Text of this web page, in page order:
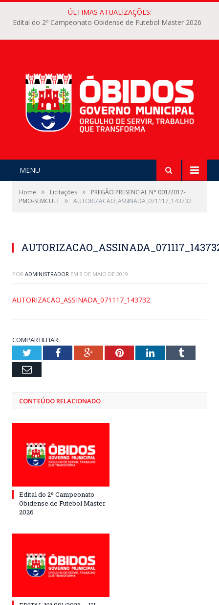
ÚLTIMAS ATUALIZAÇÕES:
Edital do 2º Campeonato Obidense de Futebol Master 2026
MENU
Home » Licitações »
PREGÃO PRESENCIAL N° 001/2017-
PMO-SEMCULT » AUTORIZACAO_ASSINADA_071117_143732
POR ADMINISTRADOR EM 9 DE MAIO DE 2019
AUTORIZACAO_ASSINADA_071117_143732
COMPARTILHAR:
TwitterFacebookGoogle+PinterestLinkedInTumblr
Email
CONTEÚDO RELACIONADO
Edital do 2º Campeonato
Obidense de Futebol Master
2026